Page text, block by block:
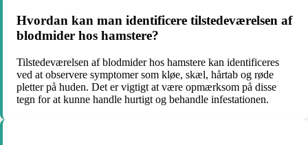
Hvordan kan man identificere tilstedeværelsen af
blodmider hos hamstere?
Tilstedeværelsen af blodmider hos hamstere kan identificeres
ved at observere symptomer som kløe, skæl, hårtab og røde
pletter på huden. Det er vigtigt at være opmærksom på disse
tegn for at kunne handle hurtigt og behandle infestationen.